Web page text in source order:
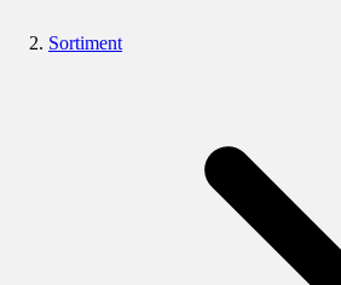
Sortiment